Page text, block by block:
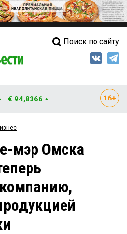
Свежий выпуск
Рейтинги
Блоги
Архив
Поиск по сайту
€ 94,8366
мэр Омска
компанию,